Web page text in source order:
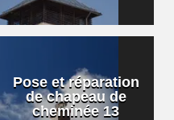
Pose et réparation
de chapeau de
cheminée 13